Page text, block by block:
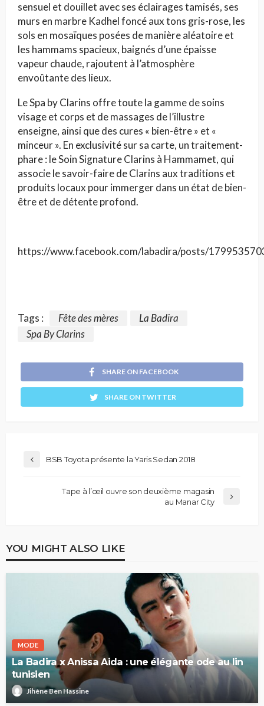
sensuel et douillet avec ses éclairages tamisés, ses
murs en marbre Kadhel foncé aux tons gris-rose, les
sols en mosaïques posées de manière aléatoire et
les hammams spacieux, baignés d’une épaisse
vapeur chaude, rajoutent à l’atmosphère
envoûtante des lieux.
Le Spa by Clarins offre toute la gamme de soins
visage et corps et de massages de l’illustre
enseigne, ainsi que des cures « bien-être » et «
minceur ». En exclusivité sur sa carte, un traitement-
phare : le Soin Signature Clarins à Hammamet, qui
associe le savoir-faire de Clarins aux traditions et
produits locaux pour immerger dans un état de bien-
être et de détente profond.
https://www.facebook.com/labadira/posts/
Tags : Fête des mères
La Badira
Spa By Clarins
SHARE ON FACEBOOK
SHARE ON TWITTER
BSB Toyota présente la Yaris Sedan 2018
Tape à l’œil ouvre son deuxième magasin
au Manar City
YOU MIGHT ALSO LIKE
MODE
La Badira x Anissa Aida : une élégante ode au lin
tunisien
Jihène Ben Hassine